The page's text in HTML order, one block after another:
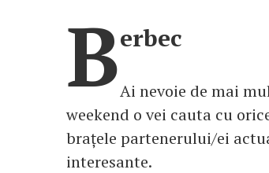
Berbec
Ai nevoie de mai
weekend o vei cauta cu
brațele partenerului/ei
interesante.